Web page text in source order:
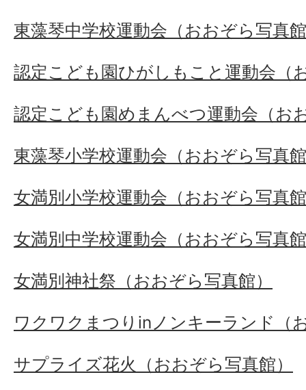
東藻琴中学校運動会（おおぞら写真
認定こども園ひがしもこと運動会（
認定こども園めまんべつ運動会（お
東藻琴小学校運動会（おおぞら写真
女満別小学校運動会（おおぞら写真
女満別中学校運動会（おおぞら写真
女満別神社祭（おおぞら写真館）
ワクワクまつりinノンキーランド（
サプライズ花火（おおぞら写真館）